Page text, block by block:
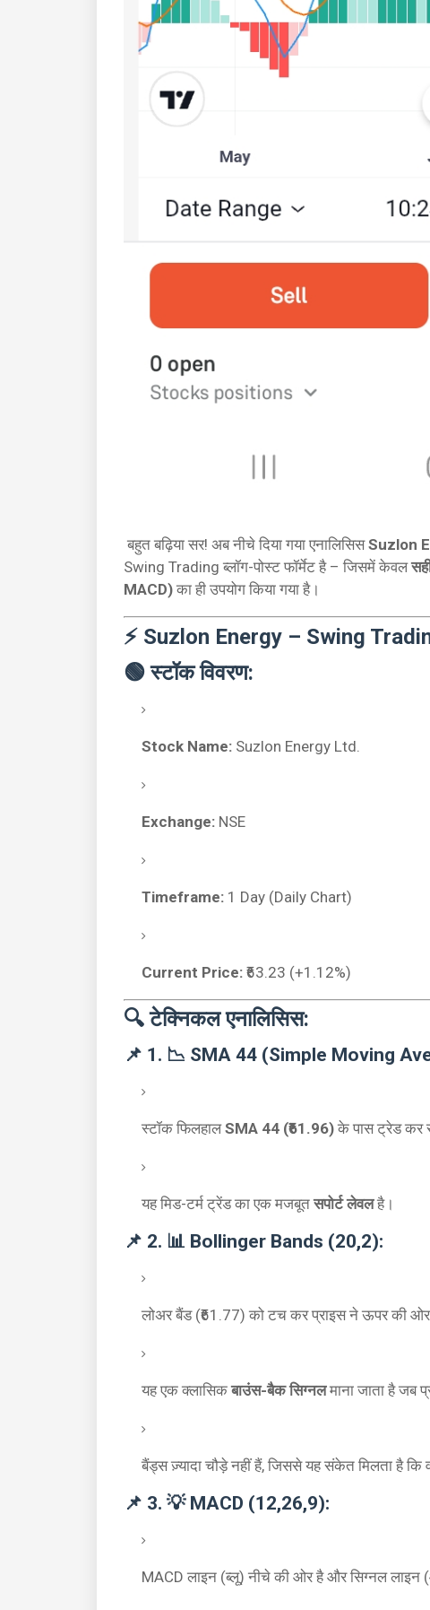
बहुत बढ़िया सर! अब नीचे दिया गया एनालिसिसSuzlon
Swing Trading ब्लॉग-पोस्ट फॉर्मेट है – जिसमें केवल
MACD) का ही उपयोग किया गया है।
⚡ Suzlon Energy – Swing
🟢 स्टॉक विवरण:
Stock Name: Suzlon Energy Ltd.
Exchange: NSE
Timeframe: 1 Day (Daily Chart)
Current Price: ₹63.23 (+1.12%)
🔍 टेक्निकल एनालिसिस:
📌 1. 📉 SMA 44 (Simple Moving
स्टॉक फिलहालSMA 44 (₹61.96) के पास ट्रेड कर
यह मिड-टर्म ट्रेंड का एक मजबूतसपोर्ट लेवलहै।
📌 2. 📊 Bollinger Bands (20,2):
लोअर बैंड (₹61.77) को टच कर प्राइस ने ऊपर की ओर
यह एक क्लासिकबाउंस-बैक सिग्नलमाना जाता है जब
बैंड्स ज़्यादा चौड़े नहीं हैं, जिससे यह संकेत मिलता है कि
📌 3. 💡 MACD (12,26,9):
MACD लाइन (ब्लू) नीचे की ओर है और सिग्नल लाइन